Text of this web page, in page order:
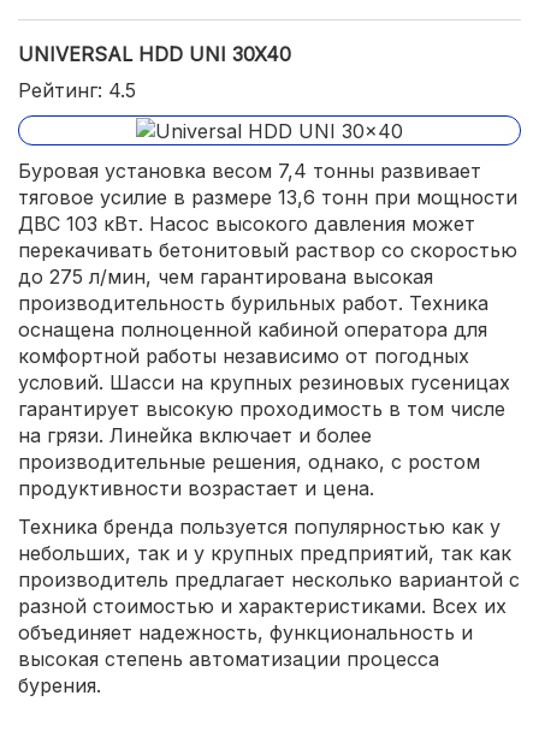
UNIVERSAL HDD UNI 30X40
Рейтинг: 4.5
Буровая установка весом 7,4 тонны развивает
тяговое усилие в размере 13,6 тонн при мощности
ДВС 103 кВт. Насос высокого давления может
перекачивать бетонитовый раствор со скоростью
до 275 л/мин, чем гарантирована высокая
производительность бурильных работ. Техника
оснащена полноценной кабиной оператора для
комфортной работы независимо от погодных
условий. Шасси на крупных резиновых гусеницах
гарантирует высокую проходимость в том числе
на грязи. Линейка включает и более
производительные решения, однако, с ростом
продуктивности возрастает и цена.
Техника бренда пользуется популярностью как у
небольших, так и у крупных предприятий, так как
производитель предлагает несколько вариантой с
разной стоимостью и характеристиками. Всех их
объединяет надежность, функциональность и
высокая степень автоматизации процесса
бурения.